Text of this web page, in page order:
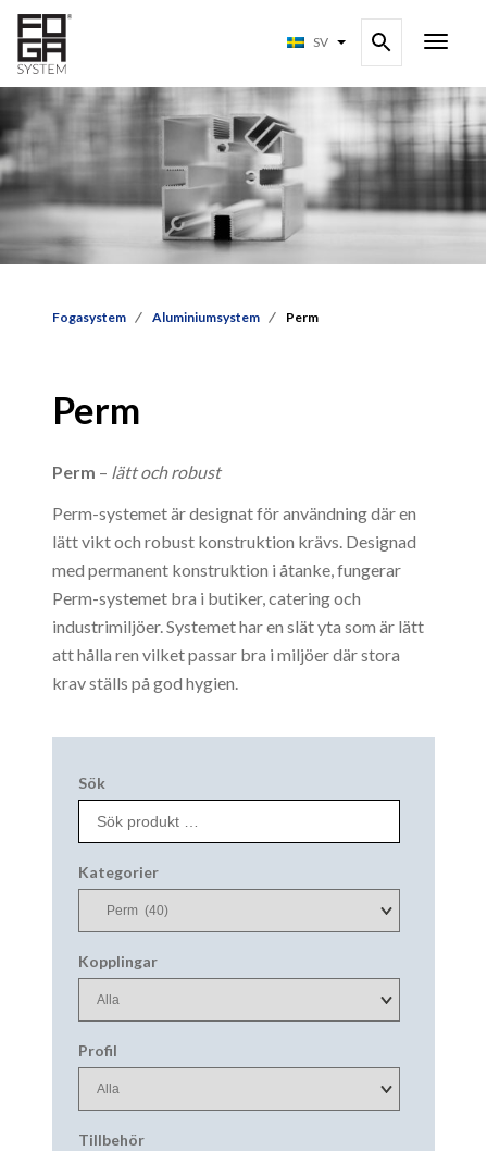
SV
Fogasystem Aluminiumsystem Perm
Perm
Perm – lätt och robust
Perm-systemet är designat för användning där en
lätt vikt och robust konstruktion krävs. Designad
med permanent konstruktion i åtanke, fungerar
Perm-systemet bra i butiker, catering och
industrimiljöer. Systemet har en slät yta som är lätt
att hålla ren vilket passar bra i miljöer där stora
krav ställs på god hygien.
Sök
Kategorier
Kopplingar
Profil
Tillbehör